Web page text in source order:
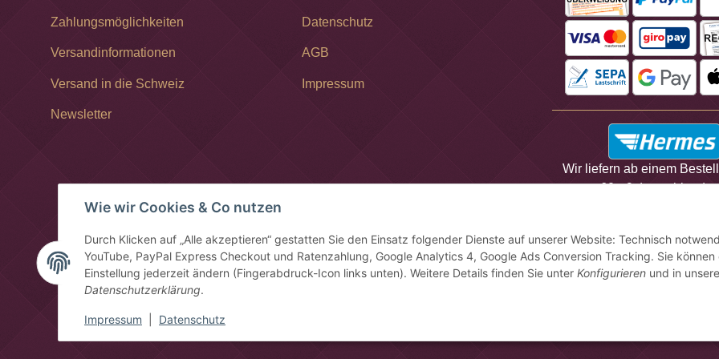
Wie wir Cookies & Co nutzen
Durch Klicken auf „Alle akzeptieren“ gestatten Sie den Einsatz folgender Dienste auf unserer Website: Technisch
YouTube, PayPal Express Checkout und Ratenzahlung, Google Analytics 4, Google Ads Conversion Tracking. Sie können
Einstellung jederzeit ändern (Fingerabdruck-Icon links unten). Weitere Details finden Sie unter Konfigurieren und in
Datenschutzerklärung.
Impressum Datenschutz
Zahlungsmöglichkeiten
Versandinformationen
Versand in die Schweiz
Newsletter
Datenschutz
AGB
Impressum
Wir liefern ab einem
60,- €